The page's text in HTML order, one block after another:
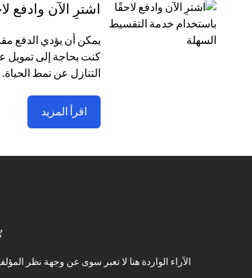
اشترِ الآن وادفع
كنت بحاجة إلى تمويل
التنازل عن نمط الحياة.
اقرأ المزيد
الآراء الواردة هنا لا تعبر سوى عن وجهة نظر